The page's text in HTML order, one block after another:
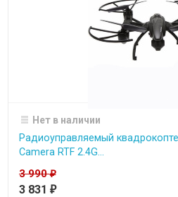
Нет в наличии
Радиоуправляемый
Camera RTF 2.4G...
3 990₽
3 831 ₽